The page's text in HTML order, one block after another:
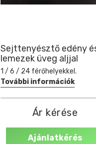
Sejttenyésztő edény
lemezek üveg aljjal
1 / 6 / 24 férőhelyekkel.
További információk
Ár kérése
Ajánlatkérés